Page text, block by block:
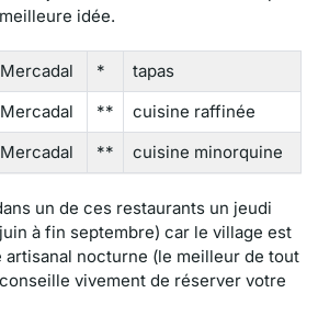
idée.
*
tapas
**
cuisine raffinée
** cuisine minorquine
un de ces restaurants un jeudi
à fin septembre) car le village est
artisanal nocturne (le meilleur de tout
vivement de réserver votre